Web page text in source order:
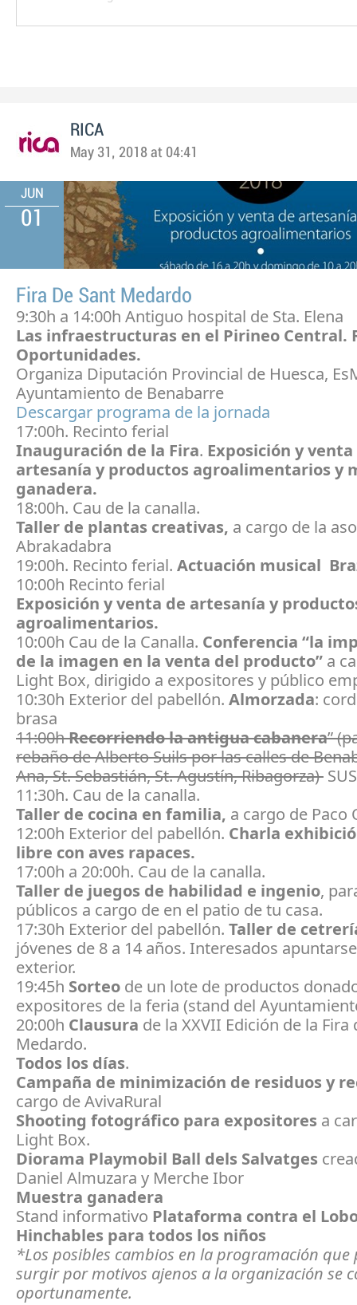
RICA
May 31, 2018 at 04:41
JUN
01
Fira De Sant Medardo
9:30h a 14:00h Antiguo hospital de Sta. Elena
Las infraestructuras en el Pirineo Central.
Oportunidades.
Organiza Diputación Provincial de Huesca,
Ayuntamiento de Benabarre
Descargar programa de la jornada
17:00h. Recinto ferial
Inauguración de la Fira. Exposición y venta
artesanía y productos agroalimentarios y
ganadera.
18:00h. Cau de la canalla.
Taller de plantas creativas, a cargo de la
Abrakadabra
19:00h. Recinto ferial. Actuación musical
10:00h Recinto ferial
Exposición y venta de artesanía y
agroalimentarios.
10:00h Cau de la Canalla. Conferencia “la
de la imagen en la venta del producto” a
Light Box, dirigido a expositores y público
10:30h Exterior del pabellón. Almorzada:
brasa
11:00hRecorriendo la antigua cabanera”
rebaño de Alberto Suils por las calles de
Ana, St. Sebastián, St. Agustín, Ribagorza)
11:30h. Cau de la canalla.
Taller de cocina en familia, a cargo de Paco
12:00h Exterior del pabellón. Charla
libre con aves rapaces.
17:00h a 20:00h. Cau de la canalla.
Taller de juegos de habilidad e ingenio,
públicos a cargo de en el patio de tu casa.
17:30h Exterior del pabellón. Taller de
jóvenes de 8 a 14 años. Interesados
exterior.
19:45h Sorteo de un lote de productos
expositores de la feria (stand del
20:00h Clausura de la XXVII Edición de la Fira
Medardo.
Todos los días.
Campaña de minimización de residuos y
cargo de AvivaRural
Shooting fotográfico para expositores a
Light Box.
Diorama Playmobil Ball dels Salvatges
Daniel Almuzara y Merche Ibor
Muestra ganadera
Stand informativo Plataforma contra el
Hinchables para todos los niños
*Los posibles cambios en la programación que
surgir por motivos ajenos a la organización se
oportunamente.